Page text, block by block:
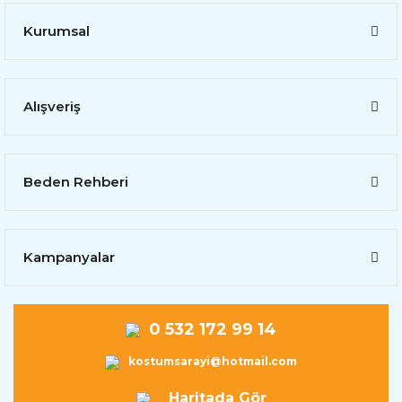
Kurumsal
Alışveriş
Beden Rehberi
Kampanyalar
0 532 172 99 14
kostumsarayi@hotmail.com
Haritada Gör